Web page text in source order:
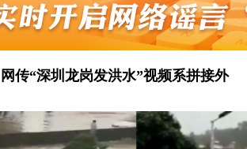
网传“深圳龙岗发洪水”视频系拼接外